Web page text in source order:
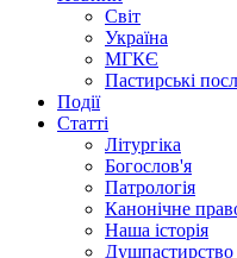
Світ
Україна
МГКЄ
Пастирські
Події
Статті
Літургіка
Богослов'я
Патрологія
Канонічне
Наша історія
Душпастирство